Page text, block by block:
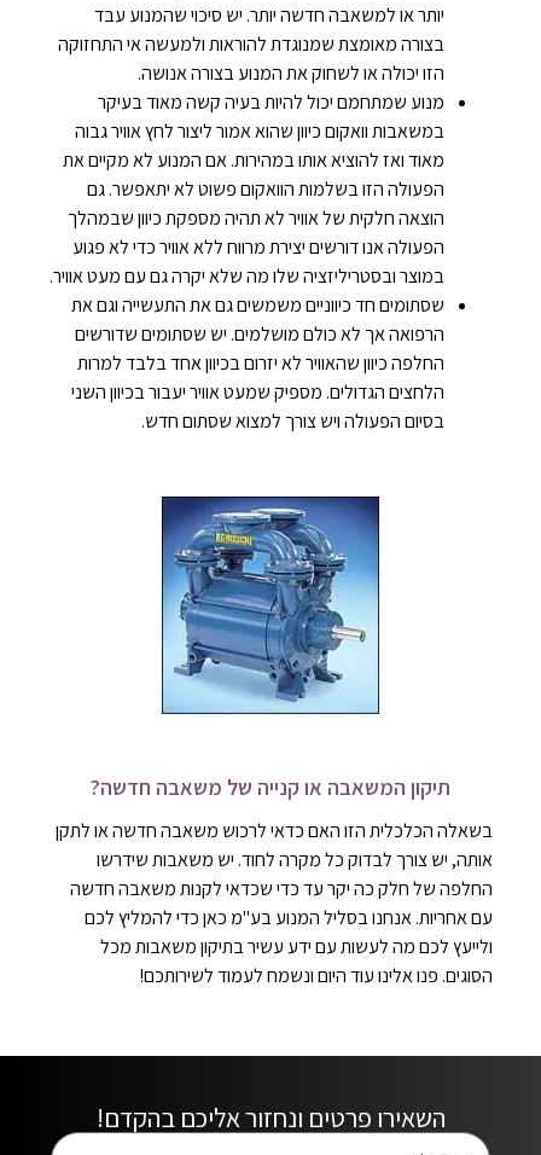
יותר או למשאבה חדשה יותר. יש סיכוי שהמנוע עבד
בצורה מאומצת שמנוגדת להוראות ולמעשה אי התחזוקה
הזו יכולה או לשחוק את המנוע בצורה אנושה.
מנוע שמתחמם יכול להיות בעיה קשה מאוד בעיקר
במשאבות וואקום כיוון שהוא אמור ליצור לחץ אוויר גבוה
מאוד ואז להוציא אותו במהירות. אם המנוע לא מקיים את
הפעולה הזו בשלמות הוואקום פשוט לא יתאפשר. גם
הוצאה חלקית של אוויר לא תהיה מספקת כיוון שבמהלך
הפעולה אנו דורשים יצירת מרווח ללא אוויר כדי לא פגוע
במוצר ובסטריליזציה שלו מה שלא יקרה גם עם מעט אוויר.
שסתומים חד כיווניים משמשים גם את התעשייה וגם את
הרפואה אך לא כולם מושלמים. יש שסתומים שדורשים
החלפה כיוון שהאוויר לא יזרום בכיוון אחד בלבד למרות
הלחצים הגדולים. מספיק שמעט אוויר יעבור בכיוון השני
בסיום הפעולה ויש צורך למצוא שסתום חדש.
תיקון המשאבה או קנייה של משאבה חדשה?
בשאלה הכלכלית הזו האם כדאי לרכוש משאבה חדשה או לתקן
אותה, יש צורך לבדוק כל מקרה לחוד. יש משאבות שידרשו
החלפה של חלק כה יקר עד כדי שכדאי לקנות משאבה חדשה
עם אחריות. אנחנו בסליל המנוע בע"מ כאן כדי להמליץ לכם
ולייעץ לכם מה לעשות עם ידע עשיר בתיקון משאבות מכל
הסוגים. פנו אלינו עוד היום ונשמח לעמוד לשירותכם!
השאירו פרטים ונחזור אליכם בהקדם!